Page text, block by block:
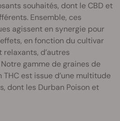
souhaités, dont le CBD et
Ensemble, ces
agissent en synergie pour
en fonction du cultivar
d’autres
gamme de graines de
est issue d’une multitude
dont les Durban Poison et